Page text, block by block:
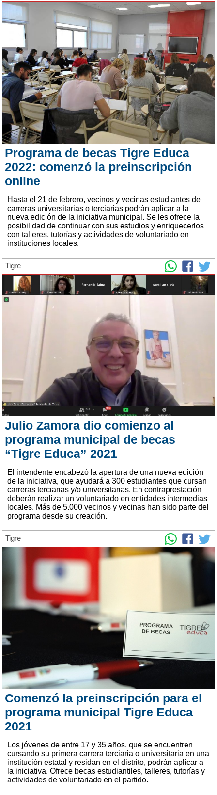
Programa de becas Tigre Educa
2022: comenzó la preinscripción
online
Hasta el 21 de febrero, vecinos y vecinas estudiantes de
carreras universitarias o terciarias podrán aplicar a la
nueva edición de la iniciativa municipal. Se les ofrece la
posibilidad de continuar con sus estudios y enriquecerlos
con talleres, tutorías y actividades de voluntariado en
instituciones locales.
Tigre
Julio Zamora dio comienzo al
programa municipal de becas
“Tigre Educa” 2021
El intendente encabezó la apertura de una nueva edición
de la iniciativa, que ayudará a 300 estudiantes que cursan
carreras terciarias y/o universitarias. En contraprestación
deberán realizar un voluntariado en entidades intermedias
locales. Más de 5.000 vecinos y vecinas han sido parte del
programa desde su creación.
Tigre
Comenzó la preinscripción para el
programa municipal Tigre Educa
2021
Los jóvenes de entre 17 y 35 años, que se encuentren
cursando su primera carrera terciaria o universitaria en una
institución estatal y residan en el distrito, podrán aplicar a
la iniciativa. Ofrece becas estudiantiles, talleres, tutorías y
actividades de voluntariado en el partido.